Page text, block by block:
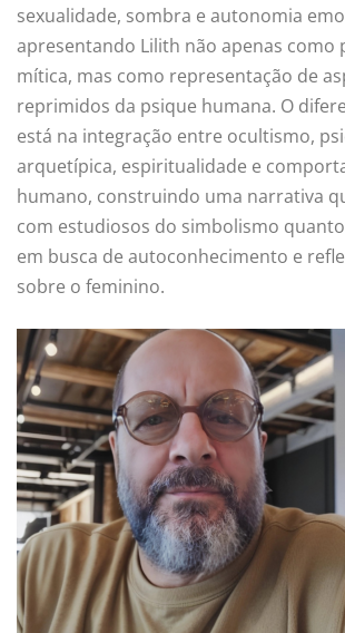
sexualidade, sombra e autonomia
apresentando Lilith não apenas como
mítica, mas como representação de
reprimidos da psique humana. O
está na integração entre ocultismo,
arquetípica, espiritualidade e
humano, construindo uma narrativa
com estudiosos do simbolismo
em busca de autoconhecimento e
sobre o feminino.